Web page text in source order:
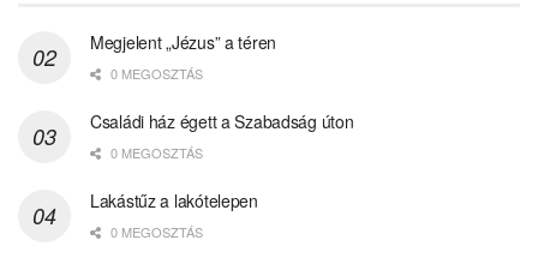
Megjelent „Jézus” a téren
0 MEGOSZTÁS
Családi ház égett a Szabadság úton
0 MEGOSZTÁS
Lakástűz a lakótelepen
0 MEGOSZTÁS